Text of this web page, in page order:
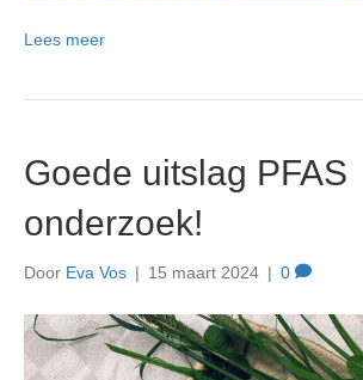
Lees meer
Goede uitslag PFAS
onderzoek!
Door Eva Vos | 15 maart 2024 | 0